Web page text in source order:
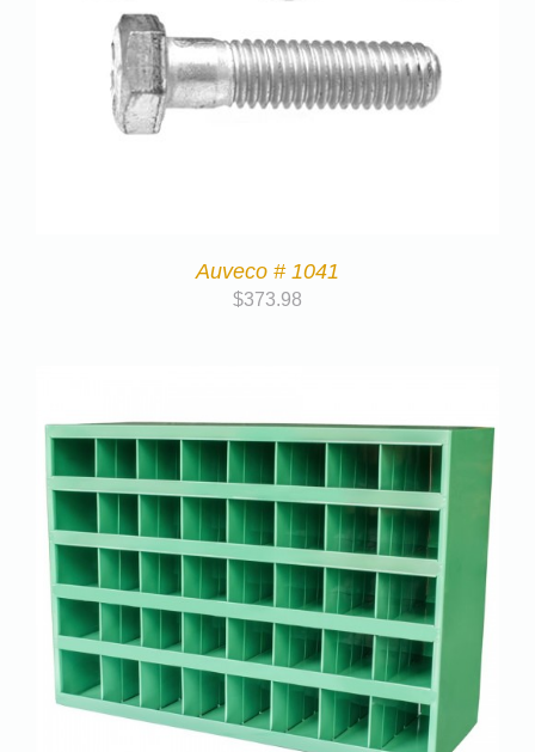
Auveco # 1041
$373.98